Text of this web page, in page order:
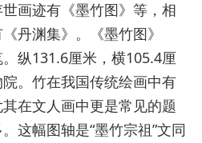
画迹有《墨竹图》等，相
丹渊集》。《墨竹图》
纵131.6厘米，横105.4厘
。竹在我国传统绘画中有
在文人画中更是常见的题
这幅图轴是“墨竹宗祖”文同